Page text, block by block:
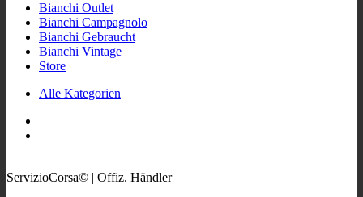
Bianchi Outlet
Bianchi Campagnolo
Bianchi Gebraucht
Bianchi Vintage
Store
Alle Kategorien
ServizioCorsa© | Offiz. Händler